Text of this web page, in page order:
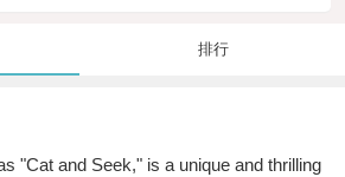
排行
"Cat and Seek," is a unique and thrilling